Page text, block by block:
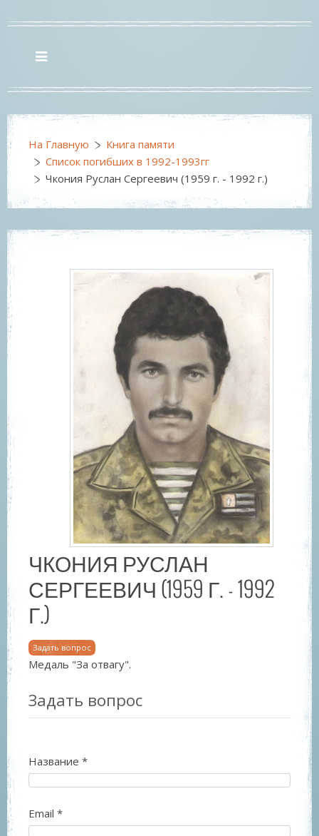
На Главную
Книга памяти
Список погибших в 1992-1993гг
Чкония Руслан Сергеевич (1959 г. - 1992 г.)
ЧКОНИЯ РУСЛАН
СЕРГЕЕВИЧ (1959 Г. - 1992
Г.)
Задать вопрос
Медаль "За отвагу".
Задать вопрос
Название *
Email *